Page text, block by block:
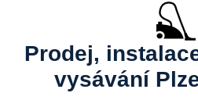
Prodej,
vysávání